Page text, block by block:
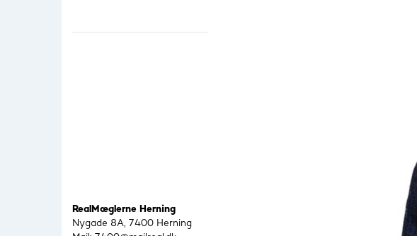
RealMæglerne Herning
Nygade 8A, 7400 Herning